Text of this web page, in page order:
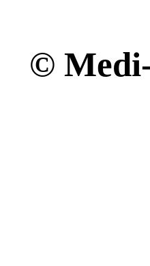
©